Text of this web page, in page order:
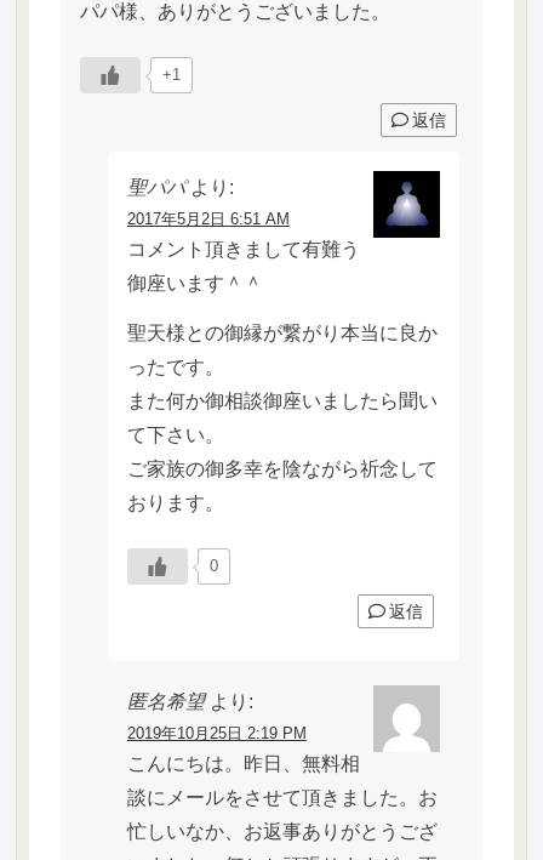
パパ様、ありがとうございました。
+1
返信
聖パパ より:
2017年5月2日 6:51 AM
コメント頂きまして有難う
御座います＾＾
聖天様との御縁が繋がり本当に良か
ったです。
また何か御相談御座いましたら聞い
て下さい。
ご家族の御多幸を陰ながら祈念して
おります。
0
返信
匿名希望 より:
2019年10月25日 2:19 PM
こんにちは。昨日、無料相
談にメールをさせて頂きました。お
忙しいなか、お返事ありがとうござ